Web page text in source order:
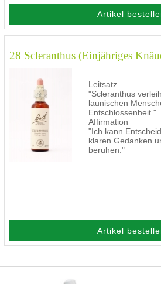
Artikel
28 Scleranthus (Einjähriges
Leitsatz
"Scleranthus
launischen
Entschlossenheit."
Affirmation
"Ich kann
klaren Gedanken
beruhen."
Artikel